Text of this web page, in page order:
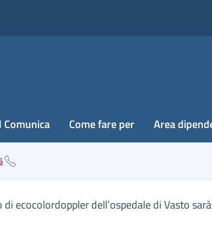
Comunica Come fare per Area
ecocolordoppler dell’ospedale di Vasto